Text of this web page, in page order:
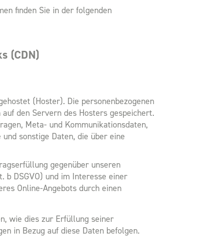
finden Sie in der folgenden
(CDN)
(Hoster). Die personenbezogenen
den Servern des Hosters gespeichert.
Meta- und Kommunikationsdaten,
sonstige Daten, die über eine
gegenüber unseren
b DSGVO) und im Interesse einer
Online-Angebots durch einen
wie dies zur Erfüllung seiner
in Bezug auf diese Daten befolgen.